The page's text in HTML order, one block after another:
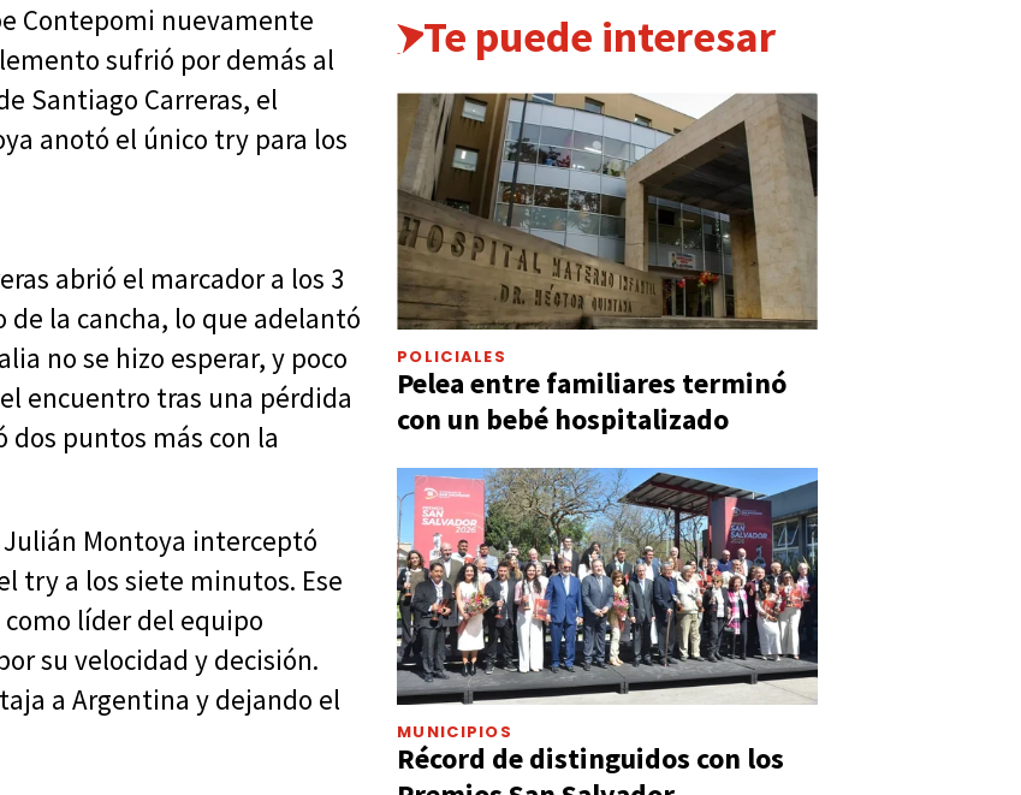
Contepomi nuevamente
sufrió por demás al
Santiago Carreras, el
anotó el único try para los
abrió el marcador a los 3
la cancha, lo que adelantó
no se hizo esperar, y poco
encuentro tras una pérdida
puntos más con la
Montoya interceptó
try a los siete minutos. Ese
líder del equipo
su velocidad y decisión.
a Argentina y dejando el
Te puede interesar
POLICIALES
Pelea entre familiares terminó
con un bebé hospitalizado
MUNICIPIOS
Récord de distinguidos con los